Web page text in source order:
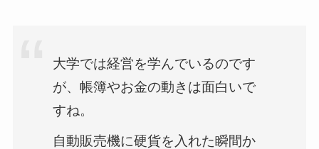
大学では経営を学んでいるのです
が、帳簿やお金の動きは面白いで
すね。
自動販売機に硬貨を入れた瞬間か